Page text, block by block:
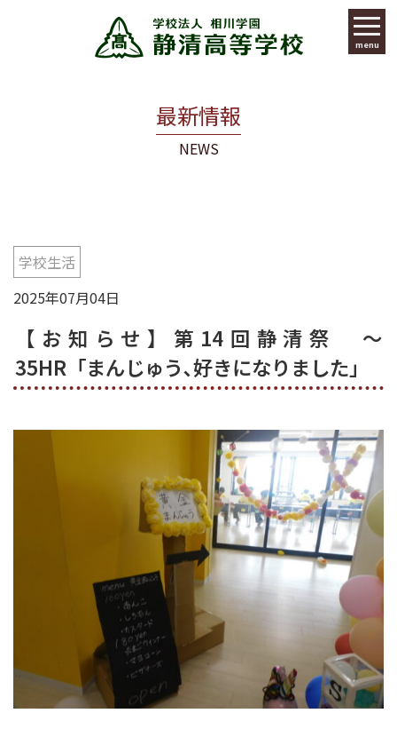
menu
最新情報
NEWS
学校生活
2025年07月04日
【お知らせ】第14回静清祭 ～
35HR「まんじゅう､好きになりました」